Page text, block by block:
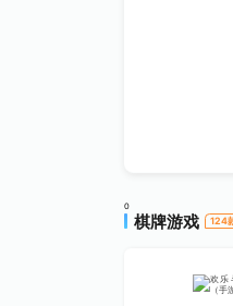
0
棋牌游戏 124